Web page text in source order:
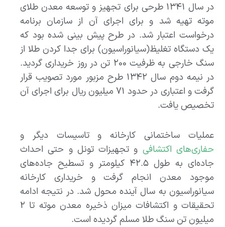
در سال ۱۳۴۱ طرحی برای تجهیز و توسعه معدن طلای
موته تهیه شد و برای اجرای آن از سازمان برنامه
درخواست اعتبار شد. در طرح پیش بینی شده بود که
یک دستگاه تغلیظ(سیانوراسیون) برای جدا کردن طلا از
سنگ خارجی به ظرفیت ۲۰۰ تن در روز خریداری گردید.
در نیمه دوم سال ۱۳۴۲ طرح مزبور مورد تصویب قرار
گرفت و اعتباری در حدود ۷۱ میلیون ریال برای اجرای آن
تخصیص یافت.
عملیات ساختمانی کارخانه و تاسیسات دیگر و
حفاری‌های اکتشافیو تجهیزات تونل و حتی احداث
جاده‌ای به طول ۴۲.۵ کیلومتر و تسطیح جاده‌های
موجود معدن انجام گرفت و خریداری کارخانه
سیانوراسیون به سال آینده محول شد. در نتیجه ادامه
تحقیقات و اکتشافات میزان ذخیره معدن موته تا ۲
میلیون تن سنگ طلا مسلم گردیده است.